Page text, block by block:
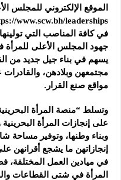
الموقع الإلكتروني للمجلس
في كافة المناصب التي
جهود المجلس الأعلى للمرأة
يسهم في بناء جيل جديد من
مجتمعهن وبلادهن،
مواقع صنع القرار.
وتسلط “منصة المرأة
على إنجازات المرأة
وبناء وطنها، وتوفير مساحة
إنجازاتهن ما يشجع أقرانهن
في ميادين العمل المختلفة،
المرأة في شتى القطاعات